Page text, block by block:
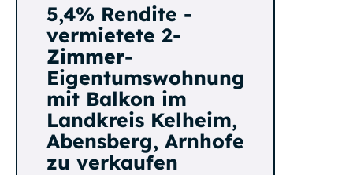
5,4% Rendite -
vermietete 2-
Zimmer-
Eigentumswohnung
mit Balkon im
Landkreis Kelheim,
Abensberg, Arnhofe
zu verkaufen